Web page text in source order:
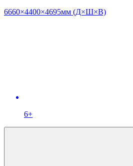
6660×4400×4695мм (Д×Ш×В)
6+